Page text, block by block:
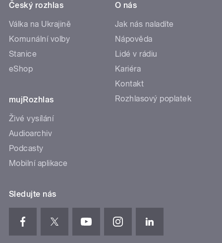
Český rozhlas
Válka na Ukrajině
Komunální volby
Stanice
eShop
mujRozhlas
Živé vysílání
Audioarchiv
Podcasty
Mobilní aplikace
O nás
Jak nás naladíte
Nápověda
Lidé v rádiu
Kariéra
Kontakt
Rozhlasový poplatek
Sledujte nás